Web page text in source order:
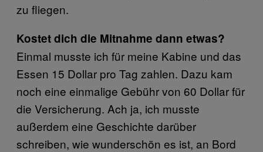
zu fliegen.
Kostet dich die Mitnahme dann etwas?
Einmal musste ich für meine Kabine und das
Essen 15 Dollar pro Tag zahlen. Dazu kam
noch eine einmalige Gebühr von 60 Dollar für
die Versicherung. Ach ja, ich musste
außerdem eine Geschichte darüber
schreiben, wie wunderschön es ist, an Bord